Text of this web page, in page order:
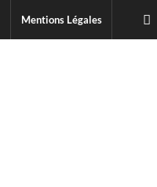
Mentions Légales